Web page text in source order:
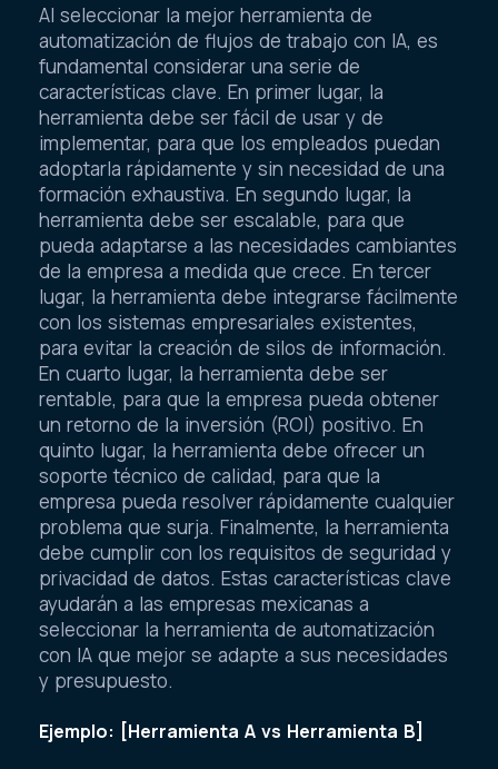
Al seleccionar la mejor herramienta de
automatización de flujos de trabajo con IA, es
fundamental considerar una serie de
características clave. En primer lugar, la
herramienta debe ser fácil de usar y de
implementar, para que los empleados puedan
adoptarla rápidamente y sin necesidad de una
formación exhaustiva. En segundo lugar, la
herramienta debe ser escalable, para que
pueda adaptarse a las necesidades cambiantes
de la empresa a medida que crece. En tercer
lugar, la herramienta debe integrarse fácilmente
con los sistemas empresariales existentes,
para evitar la creación de silos de información.
En cuarto lugar, la herramienta debe ser
rentable, para que la empresa pueda obtener
un retorno de la inversión (ROI) positivo. En
quinto lugar, la herramienta debe ofrecer un
soporte técnico de calidad, para que la
empresa pueda resolver rápidamente cualquier
problema que surja. Finalmente, la herramienta
debe cumplir con los requisitos de seguridad y
privacidad de datos. Estas características clave
ayudarán a las empresas mexicanas a
seleccionar la herramienta de automatización
con IA que mejor se adapte a sus necesidades
y presupuesto.
Ejemplo: [Herramienta A vs Herramienta B]